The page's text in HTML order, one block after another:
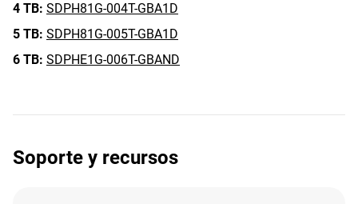
4 TB: SDPH81G-004T-GBA1D
5 TB: SDPH81G-005T-GBA1D
6 TB: SDPHE1G-006T-GBAND
Soporte y recursos